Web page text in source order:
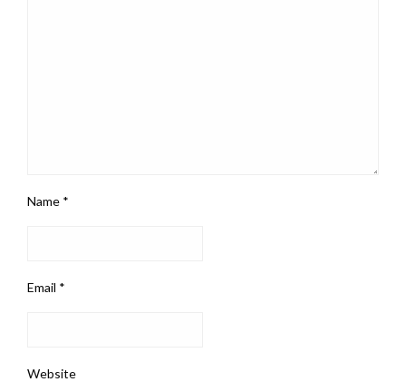
Name *
Email *
Website